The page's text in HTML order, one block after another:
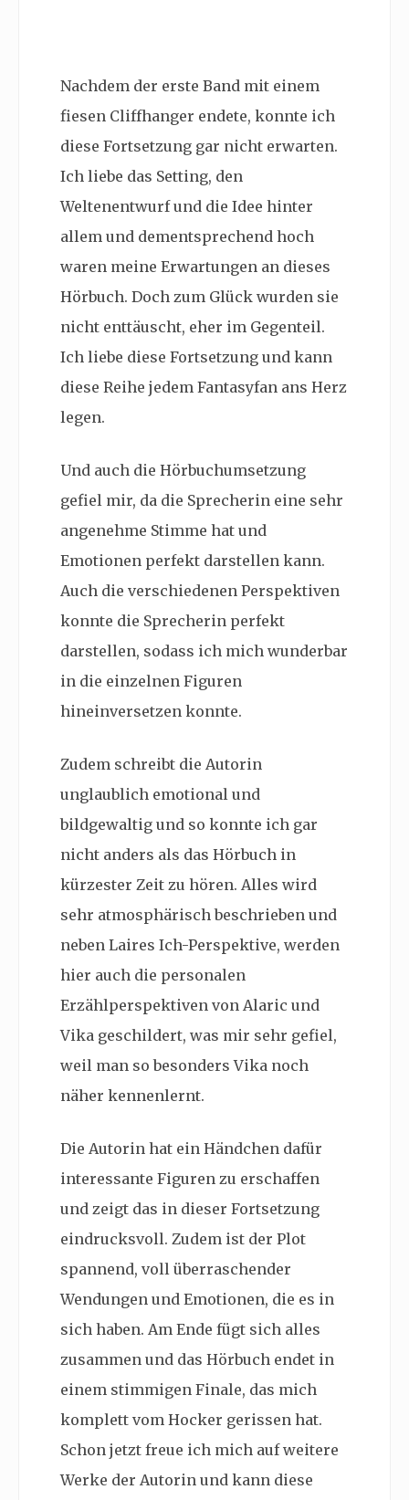
Nachdem der erste Band mit einem
fiesen Cliffhanger endete, konnte ich
diese Fortsetzung gar nicht erwarten.
Ich liebe das Setting, den
Weltenentwurf und die Idee hinter
allem und dementsprechend hoch
waren meine Erwartungen an dieses
Hörbuch. Doch zum Glück wurden sie
nicht enttäuscht, eher im Gegenteil.
Ich liebe diese Fortsetzung und kann
diese Reihe jedem Fantasyfan ans Herz
legen.
Und auch die Hörbuchumsetzung
gefiel mir, da die Sprecherin eine sehr
angenehme Stimme hat und
Emotionen perfekt darstellen kann.
Auch die verschiedenen Perspektiven
konnte die Sprecherin perfekt
darstellen, sodass ich mich wunderbar
in die einzelnen Figuren
hineinversetzen konnte.
Zudem schreibt die Autorin
unglaublich emotional und
bildgewaltig und so konnte ich gar
nicht anders als das Hörbuch in
kürzester Zeit zu hören. Alles wird
sehr atmosphärisch beschrieben und
neben Laires Ich-Perspektive, werden
hier auch die personalen
Erzählperspektiven von Alaric und
Vika geschildert, was mir sehr gefiel,
weil man so besonders Vika noch
näher kennenlernt.
Die Autorin hat ein Händchen dafür
interessante Figuren zu erschaffen
und zeigt das in dieser Fortsetzung
eindrucksvoll. Zudem ist der Plot
spannend, voll überraschender
Wendungen und Emotionen, die es in
sich haben. Am Ende fügt sich alles
zusammen und das Hörbuch endet in
einem stimmigen Finale, das mich
komplett vom Hocker gerissen hat.
Schon jetzt freue ich mich auf weitere
Werke der Autorin und kann diese